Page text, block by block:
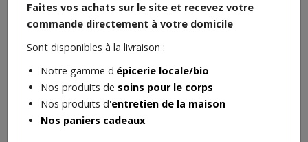
Faites vos achats sur le site et recevez votre
commande directement à votre domicile
Sont disponibles à la livraison :
Notre gamme d'épicerie locale/bio
Nos produits de soins pour le corps
Nos produits d'entretien de la maison
Nos paniers cadeaux
Bergeval fleuri bio 300g brebis